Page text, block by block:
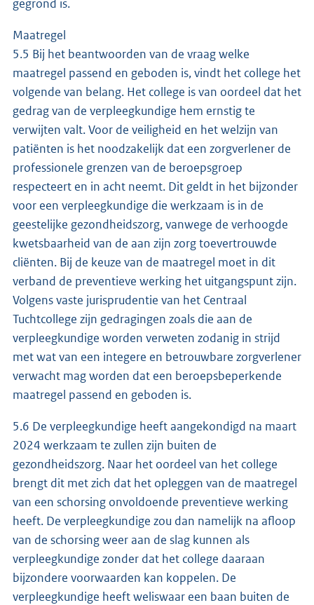
gegrond is.
Maatregel
5.5 Bij het beantwoorden van de vraag welke
maatregel passend en geboden is, vindt het college het
volgende van belang. Het college is van oordeel dat het
gedrag van de verpleegkundige hem ernstig te
verwijten valt. Voor de veiligheid en het welzijn van
patiënten is het noodzakelijk dat een zorgverlener de
professionele grenzen van de beroepsgroep
respecteert en in acht neemt. Dit geldt in het bijzonder
voor een verpleegkundige die werkzaam is in de
geestelijke gezondheidszorg, vanwege de verhoogde
kwetsbaarheid van de aan zijn zorg toevertrouwde
cliënten. Bij de keuze van de maatregel moet in dit
verband de preventieve werking het uitgangspunt zijn.
Volgens vaste jurisprudentie van het Centraal
Tuchtcollege zijn gedragingen zoals die aan de
verpleegkundige worden verweten zodanig in strijd
met wat van een integere en betrouwbare zorgverlener
verwacht mag worden dat een beroepsbeperkende
maatregel passend en geboden is.
5.6 De verpleegkundige heeft aangekondigd na maart
2024 werkzaam te zullen zijn buiten de
gezondheidszorg. Naar het oordeel van het college
brengt dit met zich dat het opleggen van de maatregel
van een schorsing onvoldoende preventieve werking
heeft. De verpleegkundige zou dan namelijk na afloop
van de schorsing weer aan de slag kunnen als
verpleegkundige zonder dat het college daaraan
bijzondere voorwaarden kan koppelen. De
verpleegkundige heeft weliswaar een baan buiten de